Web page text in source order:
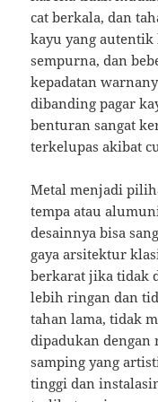
cat berkala, dan
kayu yang
sempurna, dan
kepadatan
dibanding pagar
benturan sangat
terkelupas akibat
Metal menjadi
tempa atau
desainnya bisa
gaya arsitektur
berkarat jika tidak
lebih ringan dan
tahan lama, tidak
dipadukan dengan
samping yang
tinggi dan